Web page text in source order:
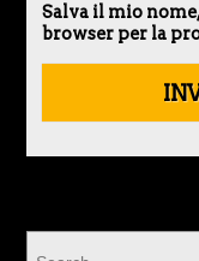
Salva il mio
browser per la